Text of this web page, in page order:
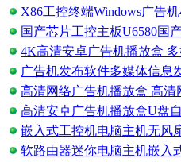
X86工控终端Windows广告
国产芯片工控主板U6580国
4K高清安卓广告机播放盒
广告机发布软件多媒体信息
高清网络广告机播放盒 高
高清安卓广告机播放盒U盘
嵌入式工控机电脑主机无风
软路由器迷你电脑主机嵌入